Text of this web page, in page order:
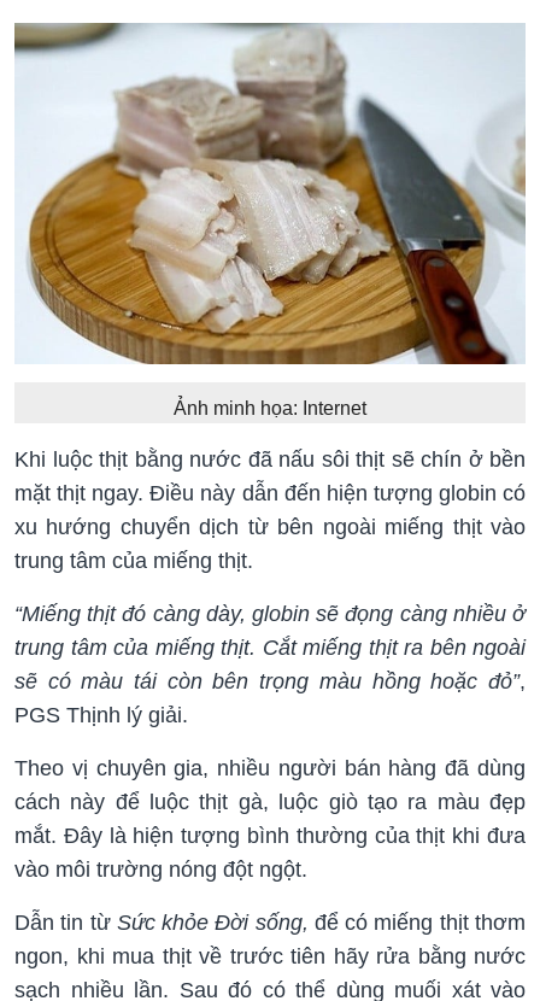
Ảnh minh họa: Internet
Khi luộc thịt bằng nước đã nấu sôi thịt sẽ chín ở bền
mặt thịt ngay. Điều này dẫn đến hiện tượng globin có
xu hướng chuyển dịch từ bên ngoài miếng thịt vào
trung tâm của miếng thịt.
“Miếng thịt đó càng dày, globin sẽ đọng càng nhiều ở
trung tâm của miếng thịt. Cắt miếng thịt ra bên ngoài
sẽ có màu tái còn bên trọng màu hồng hoặc đỏ”,
PGS Thịnh lý giải.
Theo vị chuyên gia, nhiều người bán hàng đã dùng
cách này để luộc thịt gà, luộc giò tạo ra màu đẹp
mắt. Đây là hiện tượng bình thường của thịt khi đưa
vào môi trường nóng đột ngột.
Dẫn tin từ Sức khỏe Đời sống, để có miếng thịt thơm
ngon, khi mua thịt về trước tiên hãy rửa bằng nước
sạch nhiều lần. Sau đó có thể dùng muối xát vào